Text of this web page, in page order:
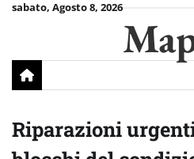
Skipsabato, Agosto 8, 2026
Riparazioni